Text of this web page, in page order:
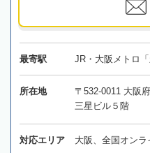
最寄駅 JR・大阪メトロ
所在地
〒532-0011 大阪
三星ビル５階
対応エリア 大阪、全国オンラ